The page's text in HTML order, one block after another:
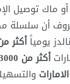
ماك توصيل
أن سلسلة
يومياًأكثر من 70 مليون
أكثر من 3000 موظف